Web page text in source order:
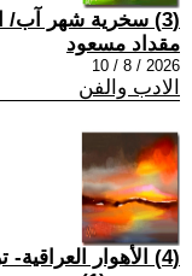
(3) سخرية شهر آب/ الكاتب والباحث نبيل الربيعي
مقداد مسعود
2026 / 8 / 10
الادب والفن
(4) الأهوار